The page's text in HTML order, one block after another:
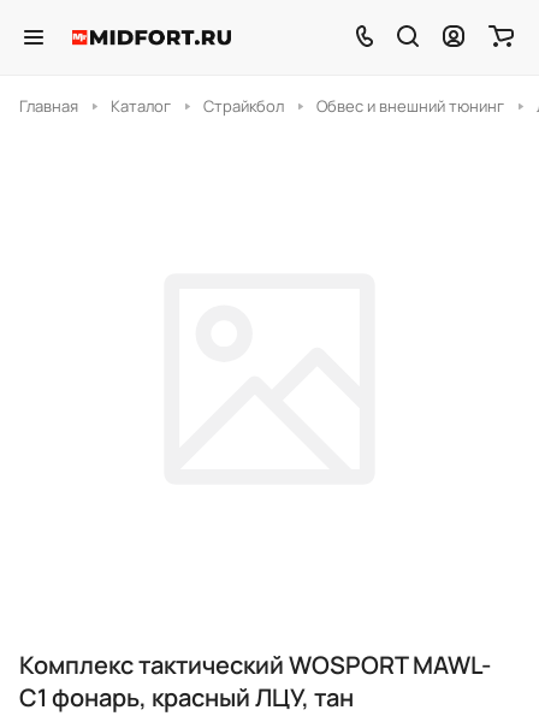
Главная Каталог Страйкбол Обвес и внешний тюнинг
Комплекс тактический WOSPORT MAWL-
C1 фонарь, красный ЛЦУ, тан